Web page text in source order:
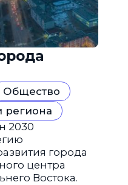
Общество
региона
2030
города
центра
Востока.